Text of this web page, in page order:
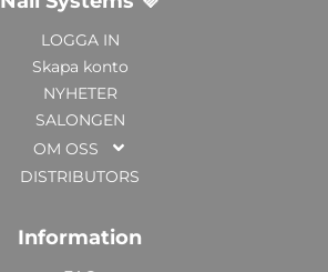
LOGGA IN
Skapa konto
NYHETER
SALONGEN
OM OSS
DISTRIBUTORS
Information